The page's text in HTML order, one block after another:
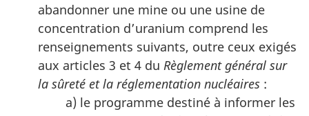
abandonner une mine ou une usine de
concentration d’uranium comprend les
renseignements suivants, outre ceux exigés
aux articles 3 et 4 du Règlement général sur
la sûreté et la réglementation nucléaires :
a) le programme destiné à informer les